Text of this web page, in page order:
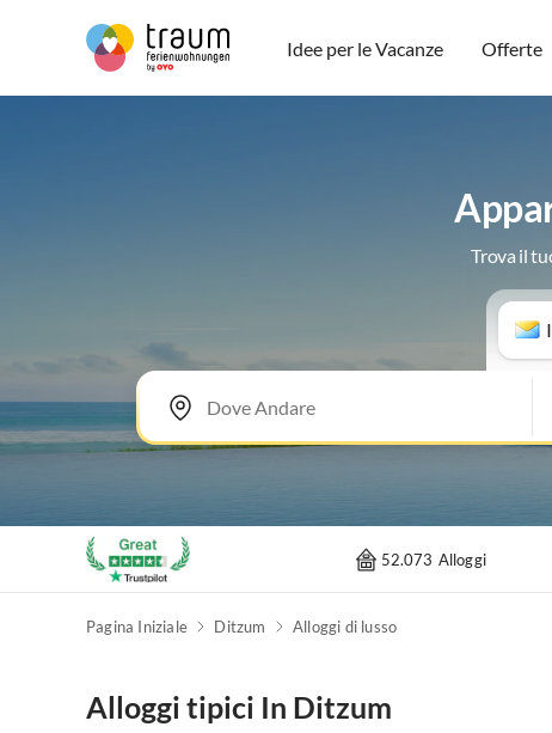
Idee per le Vacanze Offerte
Trova il
52.073 Alloggi
Pagina Iniziale Ditzum Alloggi di lusso
Alloggi tipici In Ditzum